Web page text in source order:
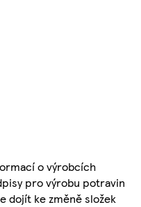
o výrobcích
pro výrobu potravin
dojít ke změně složek